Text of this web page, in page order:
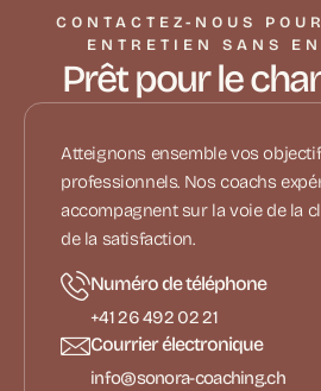
CONTACTEZ-NOUS
ENTRETIEN SANS
Prêt pour le
Atteignons ensemble vos
professionnels. Nos coachs
accompagnent sur la voie de la
de la satisfaction.
Numéro de téléphone
+41 26 492 02 21
Courrier électronique
info@sonora-coaching.ch